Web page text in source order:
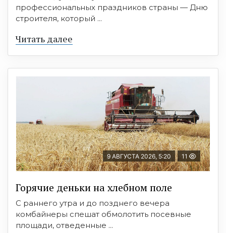
профессиональных праздников страны — Дню
строителя, который ...
Читать далее
9 АВГУСТА 2026, 5:20 11
Горячие деньки на хлебном поле
С раннего утра и до позднего вечера
комбайнеры спешат обмолотить посевные
площади, отведенные ...